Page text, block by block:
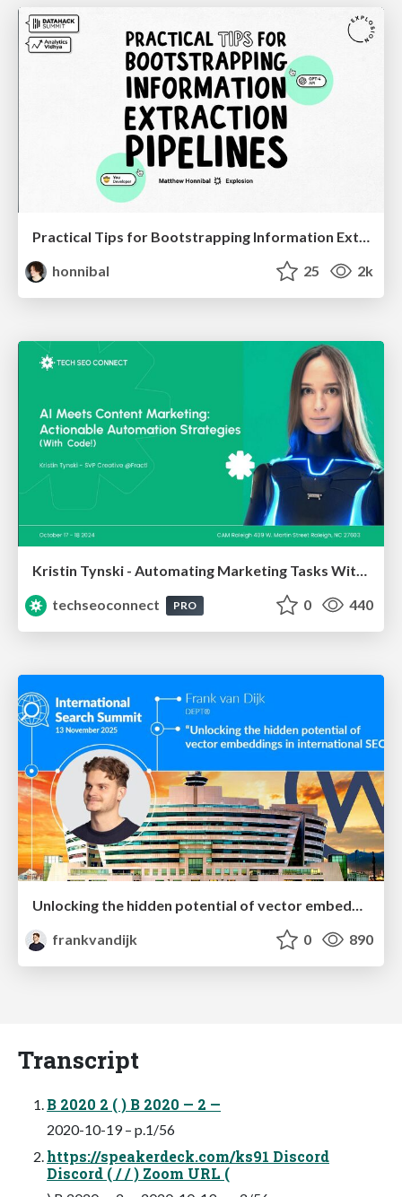
Practical Tips for Bootstrapping Information Extraction Pipelines
honnibal
25 2k
Kristin Tynski - Automating Marketing Tasks With AI
techseoconnect
PRO 0 440
frankvandijk
0 890
Transcript
B 2020 2 ( ) B 2020 — 2 —
2020-10-19 – p.1/56
https://speakerdeck.com/ks91 Discord
Discord ( / / ) Zoom URL (